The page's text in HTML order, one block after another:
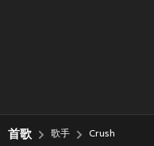
首歌 歌手 Crush